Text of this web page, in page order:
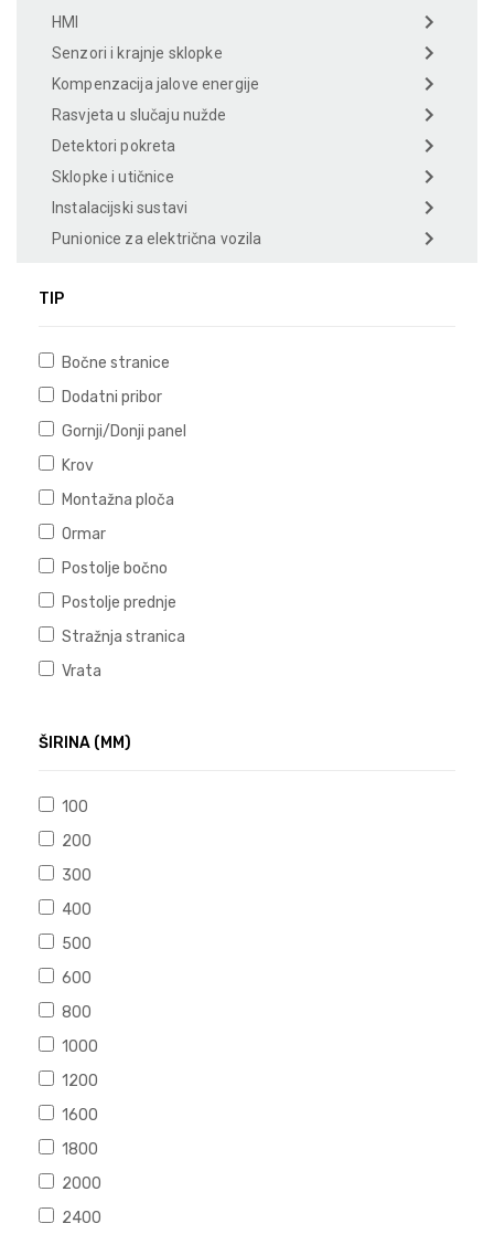
HMI
Senzori i krajnje sklopke
Kompenzacija jalove energije
Rasvjeta u slučaju nužde
Detektori pokreta
Sklopke i utičnice
Instalacijski sustavi
Punionice za električna vozila
TIP
Bočne stranice
Dodatni pribor
Gornji/Donji panel
Krov
Montažna ploča
Ormar
Postolje bočno
Postolje prednje
Stražnja stranica
Vrata
ŠIRINA (MM)
100
200
300
400
500
600
800
1000
1200
1600
1800
2000
2400